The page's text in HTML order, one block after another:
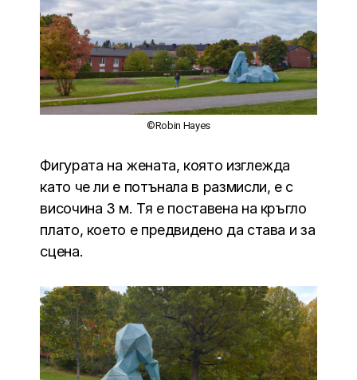
©Robin Hayes
Фигурата на жената, която изглежда
като че ли е потънала в размисли, е с
височина 3 м. Тя е поставена на кръгло
плато, което е предвидено да става и за
сцена.